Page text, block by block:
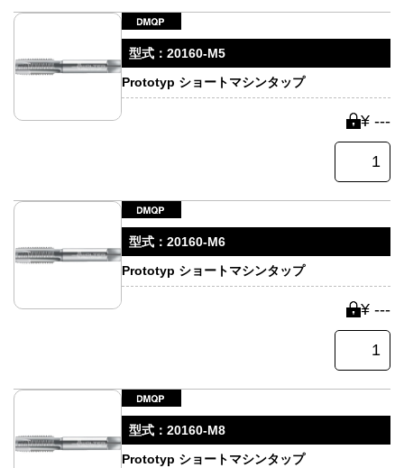
型式： 20160-M5
Prototyp ショートマシンタップ
¥ ---
型式： 20160-M6
Prototyp ショートマシンタップ
¥ ---
型式： 20160-M8
Prototyp ショートマシンタップ